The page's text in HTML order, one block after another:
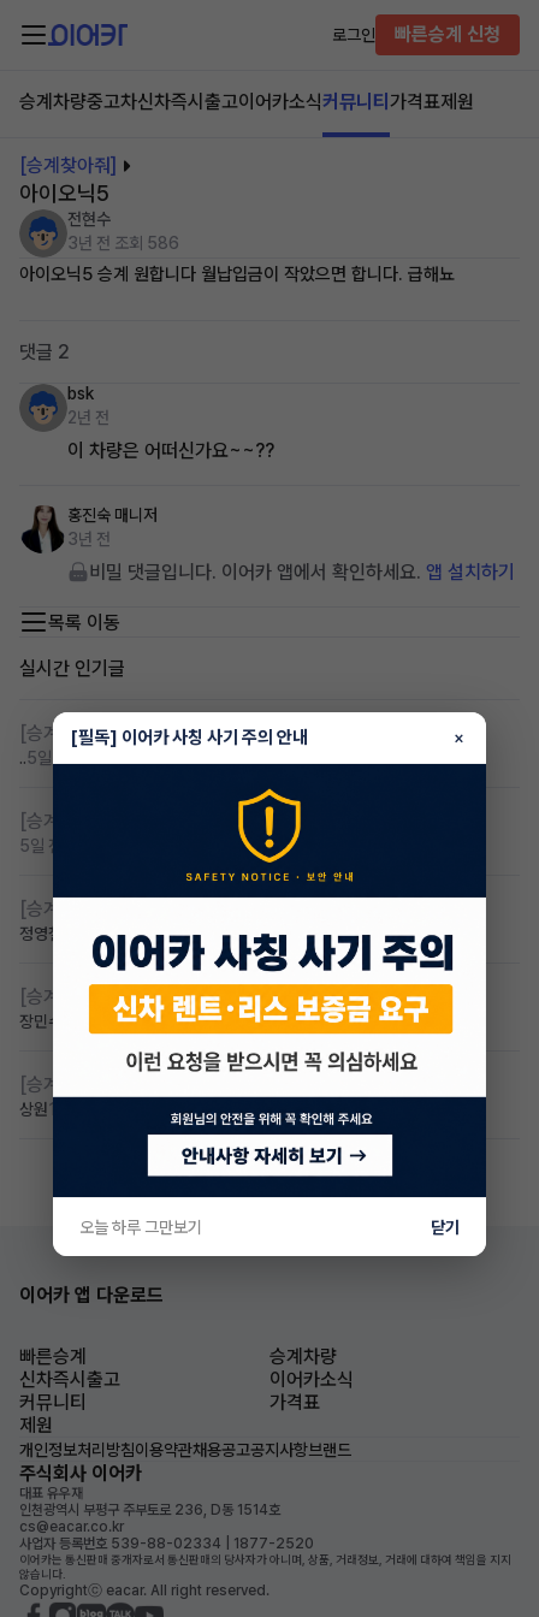
로그인 빠른승계 신청
승계차량중고차신차즉시출고이어카소식커뮤니티 가격표제원
[승계찾아줘]
아이오닉5
전현수
3년 전 조회 586
아이오닉5 승계 원합니다 월납입금이 작았으면 합니다. 급해뇨
댓글 2
bsk
2년 전
이 차량은 어떠신가요~~??
홍진숙 매니저
3년 전
비밀 댓글입니다. 이어카 앱에서 확인하세요. 앱 설치하기
목록 이동
실시간 인기글
[승계찾아줘] 무심사 무보증 만21세 전기차 승계,2운전자
..5일 전
[승계찾아줘] 무보증 무심사 전기차 승계 알아봅니다
5일 전
[승계찾아줘]
정영철 3일 전조회 69댓글 2
[승계찾아줘] 만 23세 무심사
장민수 조회 55댓글 1
[승계찾아줘]
상원1일 전 댓글 2
이어카 앱 다운로드
빠른승계
승계차량
신차즉시출고
이어카소식
커뮤니티
가격표
제원
개인정보처리방침이용약관채용공고공지사항브랜드
주식회사 이어카
대표 유우재
인천광역시 부평구 주부토로 236, D동 1514호
cs@eacar.co.kr
사업자 등록번호 539-88-02334 | 1877-2520
이어카는 통신판매 중개자로서 통신판매의 당사자가 아니며, 상품, 거래정보, 거래에 대하여 책임을 지지
않습니다.
Copyrightⓒ eacar. All right reserved.
[필독] 이어카 사칭 사기 주의 안내 ×
오늘 하루 그만보기 닫기